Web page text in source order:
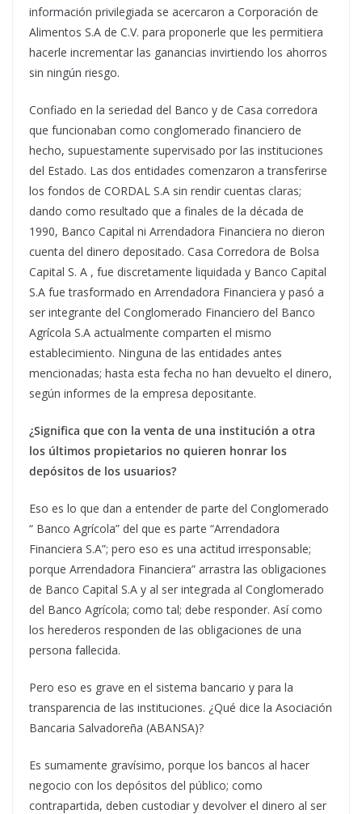
información privilegiada se acercaron a Corporación de
Alimentos S.A de C.V. para proponerle que les permitiera
hacerle incrementar las ganancias invirtiendo los ahorros
sin ningún riesgo.
Confiado en la seriedad del Banco y de Casa corredora
que funcionaban como conglomerado financiero de
hecho, supuestamente supervisado por las instituciones
del Estado. Las dos entidades comenzaron a transferirse
los fondos de CORDAL S.A sin rendir cuentas claras;
dando como resultado que a finales de la década de
1990, Banco Capital ni Arrendadora Financiera no dieron
cuenta del dinero depositado. Casa Corredora de Bolsa
Capital S. A , fue discretamente liquidada y Banco Capital
S.A fue trasformado en Arrendadora Financiera y pasó a
ser integrante del Conglomerado Financiero del Banco
Agrícola S.A actualmente comparten el mismo
establecimiento. Ninguna de las entidades antes
mencionadas; hasta esta fecha no han devuelto el dinero,
según informes de la empresa depositante.
¿Significa que con la venta de una institución a otra
los últimos propietarios no quieren honrar los
depósitos de los usuarios?
Eso es lo que dan a entender de parte del Conglomerado
“ Banco Agrícola” del que es parte “Arrendadora
Financiera S.A”; pero eso es una actitud irresponsable;
porque Arrendadora Financiera” arrastra las obligaciones
de Banco Capital S.A y al ser integrada al Conglomerado
del Banco Agrícola; como tal; debe responder. Así como
los herederos responden de las obligaciones de una
persona fallecida.
Pero eso es grave en el sistema bancario y para la
transparencia de las instituciones. ¿Qué dice la Asociación
Bancaria Salvadoreña (ABANSA)?
Es sumamente gravísimo, porque los bancos al hacer
negocio con los depósitos del público; como
contrapartida, deben custodiar y devolver el dinero al ser